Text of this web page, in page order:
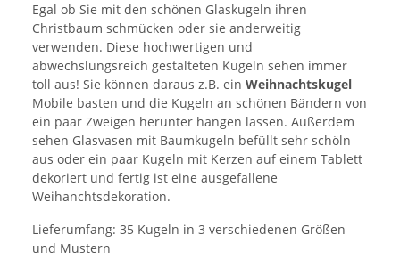
Egal ob Sie mit den schönen Glaskugeln ihren
Christbaum schmücken oder sie anderweitig
verwenden. Diese hochwertigen und
abwechslungsreich gestalteten Kugeln sehen immer
toll aus! Sie können daraus z.B. ein Weihnachtskugel
Mobile basten und die Kugeln an schönen Bändern von
ein paar Zweigen herunter hängen lassen. Außerdem
sehen Glasvasen mit Baumkugeln befüllt sehr schöln
aus oder ein paar Kugeln mit Kerzen auf einem Tablett
dekoriert und fertig ist eine ausgefallene
Weihanchtsdekoration.
Lieferumfang: 35 Kugeln in 3 verschiedenen Größen
und Mustern